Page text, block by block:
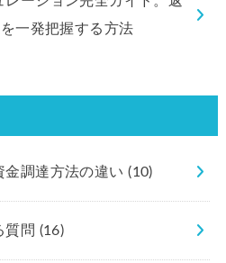
一発把握する方法
金調達方法の違い(10)
質問 (16)